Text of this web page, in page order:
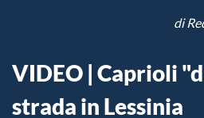
di
VIDEO | Caprioli
strada in Lessinia